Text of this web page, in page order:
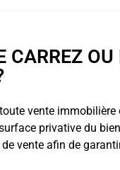
CARREZ
vente immobilière
privative du
vente afin de